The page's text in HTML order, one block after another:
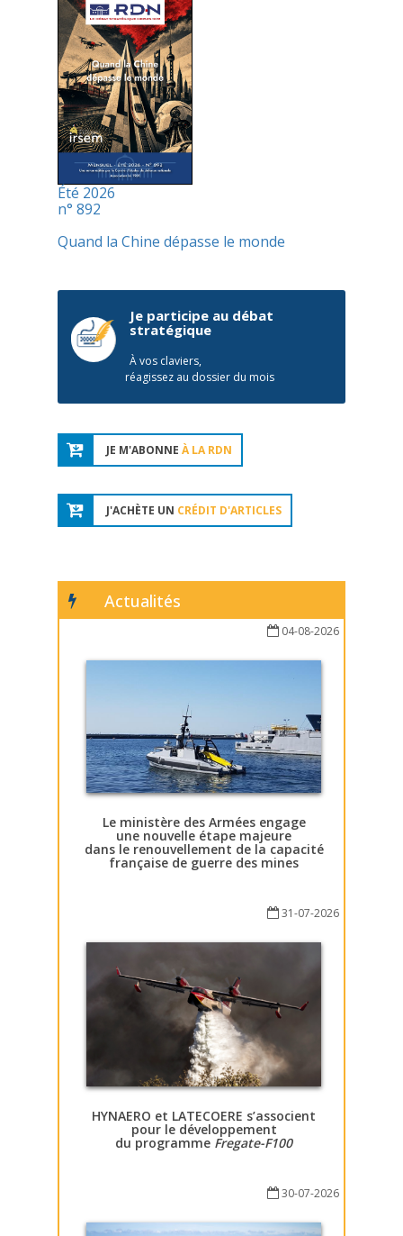
Été 2026
n° 892
Quand la Chine dépasse le monde
Je participe au débat
stratégique
À vos claviers,
réagissez au dossier du mois
JE M'ABONNE À LA RDN
J'ACHÈTE UN CRÉDIT D'ARTICLES
Actualités
04-08-2026
Le ministère des Armées engage
une nouvelle étape majeure
dans le renouvellement de la capacité
française de guerre des mines
31-07-2026
HYNAERO et LATECOERE s’associent
pour le développement
du programme Fregate-F100
30-07-2026